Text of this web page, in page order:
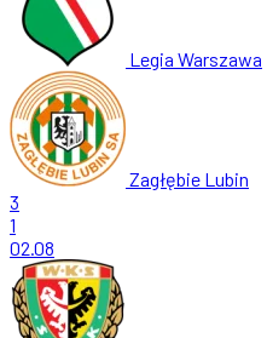
Legia Warszawa
Zagłębie Lubin
3
1
02.08